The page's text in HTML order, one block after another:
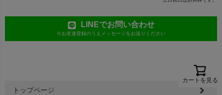
カートを見る
LINEでお問い合わせ
※お友達登録のうえメッセージをお送りください
ペー
トップページ